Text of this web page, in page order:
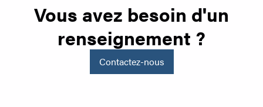
Vous avez besoin d'un
renseignement ?
Contactez-nous